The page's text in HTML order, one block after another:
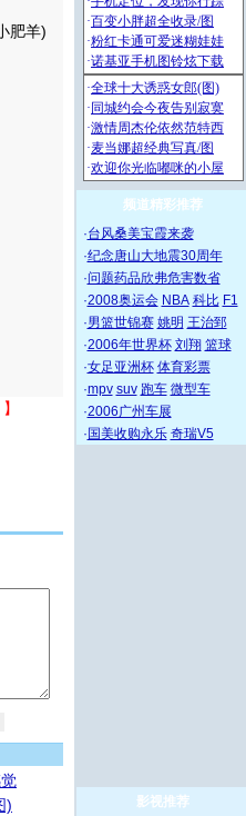
肥羊)
)
频道精彩推荐
·台风桑美宝霞来袭
·纪念唐山大地震30周年
·问题药品欣弗危害数省
·2008奥运会 NBA 科比 F1
·男篮世锦赛 姚明 王治郅
·2006年世界杯 刘翔 篮球
·女足亚洲杯 体育彩票
·mpv suv 跑车 微型车
·2006广州车展
· 国美收购永乐 奇瑞V5
影视推荐